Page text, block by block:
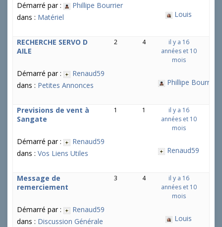
Démarré par :
Phillipe Bourrier
dans : Matériel Louis
RECHERCHE SERVO D
AILE
Démarré par :
Renaud59
dans : Petites Annonces
2 4
il y a 16
années et 10
mois
Phillipe Bourrier
Previsions de vent à
Sangate
Démarré par :
Renaud59
dans : Vos Liens Utiles
1 1
il y a 16
années et 10
mois
Renaud59
Message de
remerciement
Démarré par :
Renaud59
dans : Discussion Générale
3 4
il y a 16
années et 10
mois
Louis